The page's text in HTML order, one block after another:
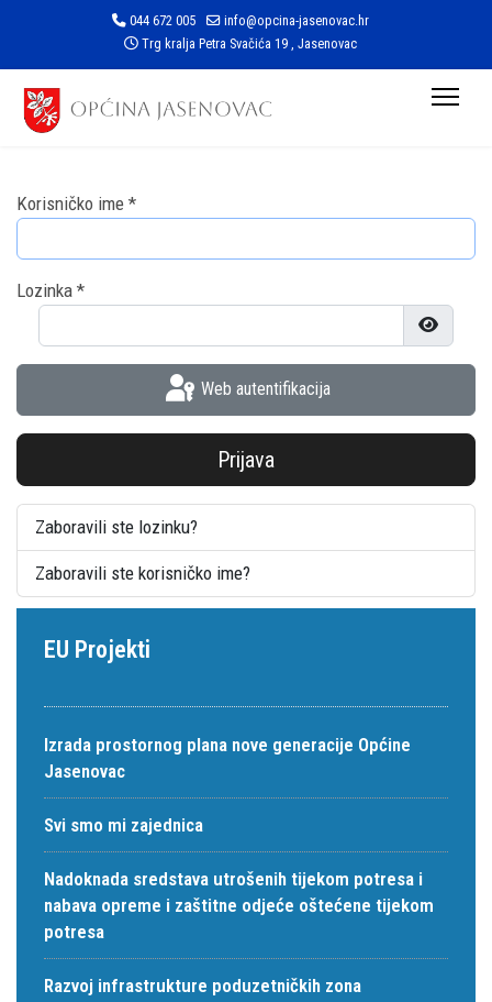
044 672 005
info@opcina-jasenovac.hr
Trg kralja Petra Svačića 19 , Jasenovac
Korisničko ime *
Lozinka *
Prikaži
Web autentifikacija
Prijava
Zaboravili ste lozinku?
Zaboravili ste korisničko ime?
EU Projekti
Izrada prostornog plana nove generacije Općine
Jasenovac
Svi smo mi zajednica
Nadoknada sredstava utrošenih tijekom potresa i
nabava opreme i zaštitne odjeće oštećene tijekom
potresa
Razvoj infrastrukture poduzetničkih zona